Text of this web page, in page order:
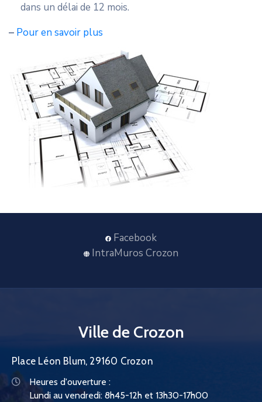
dans un délai de 12 mois.
– Pour en savoir plus
Facebook
IntraMuros Crozon
Ville de Crozon
Place Léon Blum, 29160 Crozon
Heures d'ouverture :
Lundi au vendredi: 8h45-12h et 13h30-17h00